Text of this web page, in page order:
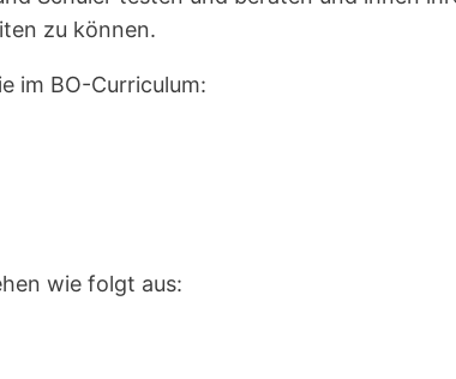
zu können.
im BO-Curriculum:
wie folgt aus: